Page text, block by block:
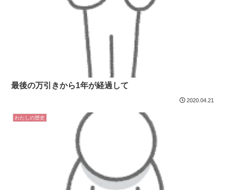
最後の万引きから1年が経過して
2020.04.21
わたしの歴史